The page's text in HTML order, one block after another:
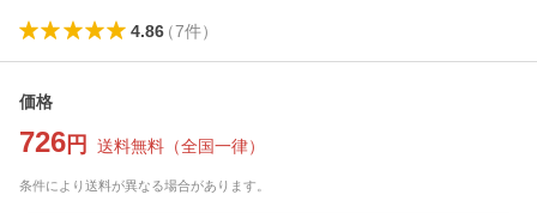
4.86（7件）
価格
726 円 送料無料 （全国一律）
条件により送料が異なる場合があります。